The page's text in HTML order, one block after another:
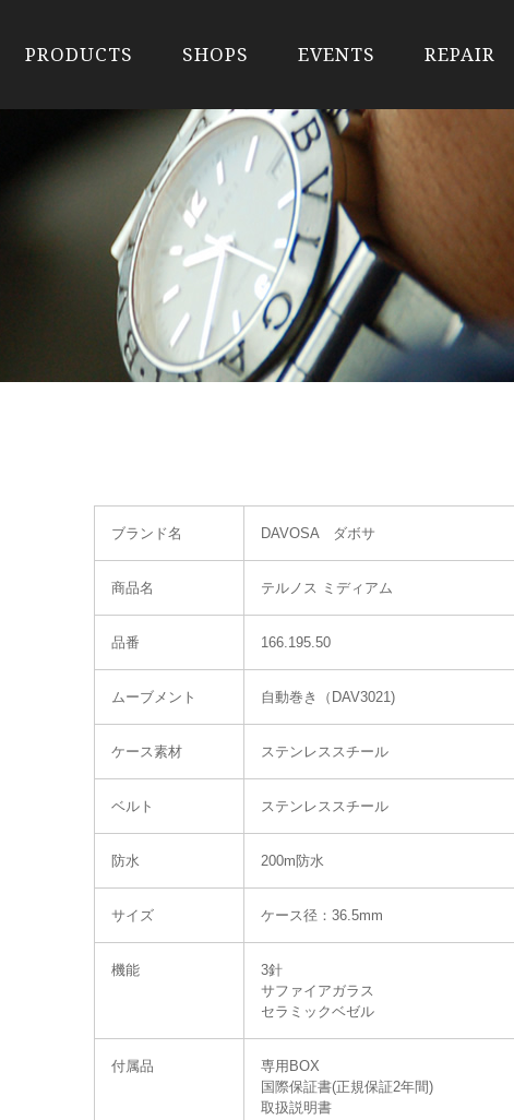
PRODUCTS SHOPS EVENTS REPAIR
ブランド名 DAVOSA ダボサ
商品名 テルノス ミディアム
品番 166.195.50
ムーブメント 自動巻き（DAV3021)
ケース素材 ステンレススチール
ベルト ステンレススチール
防水 200m防水
サイズ ケース径：36.5mm
機能
3針
サファイアガラス
セラミックベゼル
付属品
専用BOX
国際保証書(正規保証2年間)
取扱説明書